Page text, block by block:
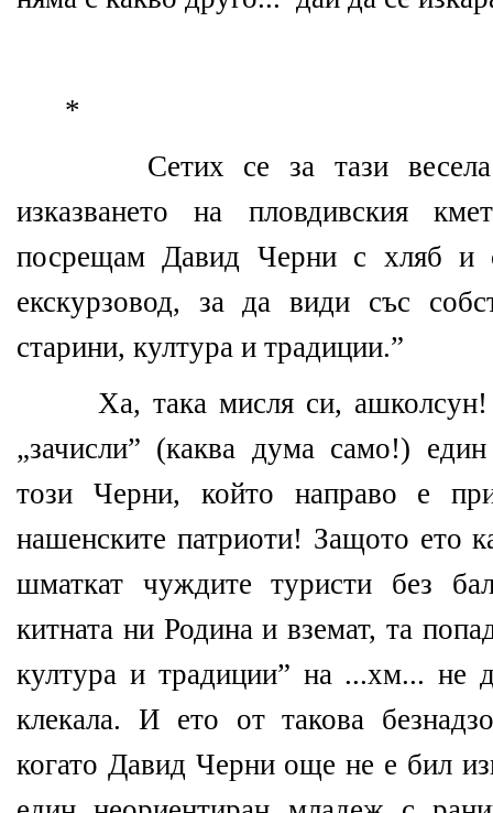
*
Сетих се за тази
изказването на пловдивския
посрещам Давид Черни с хляб и
екскурзовод, за да види със
старини, култура и традиции.”
Ха, така мисля си,
„зачисли” (каква дума само!)
този Черни, който направо е
нашенските патриоти! Защото ето
шматкат чуждите туристи без
китната ни Родина и вземат, та
култура и традиции” на ...хм... не
клекала. И ето от такова
когато Давид Черни още не е бил